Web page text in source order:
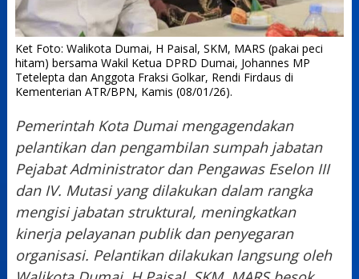
Ket Foto: Walikota Dumai, H Paisal, SKM, MARS (pakai peci
hitam) bersama Wakil Ketua DPRD Dumai, Johannes MP
Tetelepta dan Anggota Fraksi Golkar, Rendi Firdaus di
Kementerian ATR/BPN, Kamis (08/01/26).
Pemerintah Kota Dumai mengagendakan
pelantikan dan pengambilan sumpah jabatan
Pejabat Administrator dan Pengawas Eselon III
dan IV. Mutasi yang dilakukan dalam rangka
mengisi jabatan struktural, meningkatkan
kinerja pelayanan publik dan penyegaran
organisasi. Pelantikan dilakukan langsung oleh